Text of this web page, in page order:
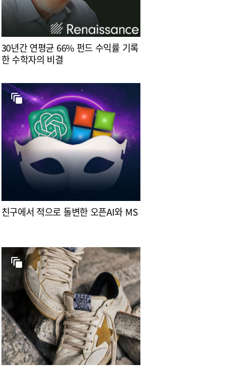
30년간 연평균 66% 펀드 수익률 기록
한 수학자의 비결
친구에서 적으로 돌변한 오픈AI와 MS